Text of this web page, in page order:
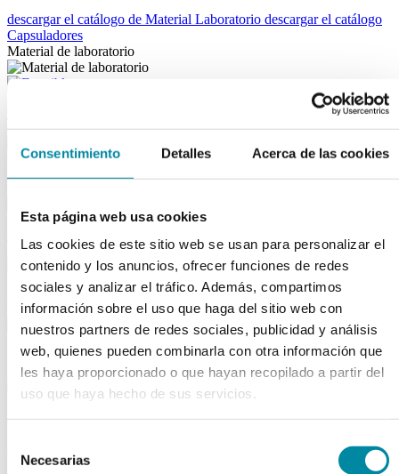
Consentimiento Detalles Acerca de las cookies
Esta página web usa cookies
Las cookies de este sitio web se usan para personalizar el
contenido y los anuncios, ofrecer funciones de redes
sociales y analizar el tráfico. Además, compartimos
información sobre el uso que haga del sitio web con
nuestros partners de redes sociales, publicidad y análisis
web, quienes pueden combinarla con otra información que
les haya proporcionado o que hayan recopilado a partir del
uso que haya hecho de sus servicios.
Necesarias
descargar el catálogo de Material Laboratorio descargar el catálogo
Capsuladores
Material de laboratorio
reactivos merk
utillaje
publicaciones
reactivos